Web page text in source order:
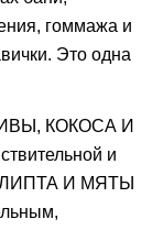
гоммажа и
Это одна
КОКОСА И
и
И МЯТЫ